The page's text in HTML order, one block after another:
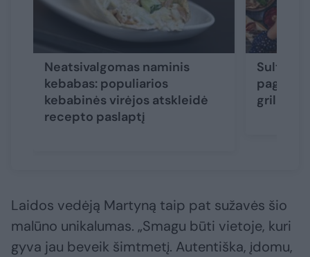
Neatsivalgomas naminis
kebabas: populiarios
kebabinės virėjos atskleidė
recepto paslaptį
Sultingi
pagal šį
grilio
Laidos vedėją Martyną taip pat sužavės šio
malūno unikalumas. „Smagu būti vietoje, kuri
gyva jau beveik šimtmetį. Autentiška, įdomu,